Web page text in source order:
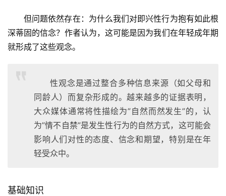
但问题依然存在：为什么我们对即兴性行为抱有如此根
深蒂固的信念？作者认为，这可能是因为我们在年轻成年期
就形成了这些观念。
性观念是通过整合多种信息来源（如父母和
同龄人）而复杂形成的。越来越多的证据表明，
大众媒体通常将性描绘为”自然而然发生”的，认
为”情不自禁”是发生性行为的自然方式，这可能会
影响人们对性的态度、信念和期望，特别是在年
轻受众中。
基础知识